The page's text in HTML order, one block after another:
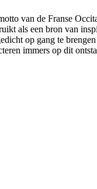
van de Franse
als een bron van
op gang te
immers op dit